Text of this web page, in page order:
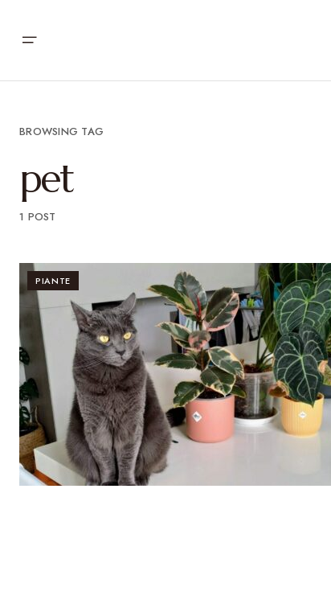
BROWSING TAG
pet
1 POST
PIANTE